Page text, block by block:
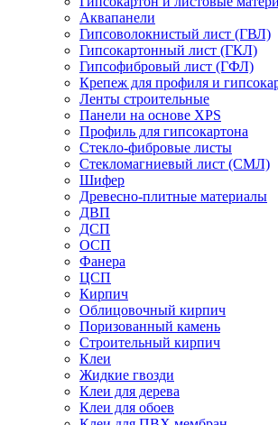
Аквапанели
Гипсоволокнистый лист (ГВЛ)
Гипсокартонный лист (ГКЛ)
Гипсофибровый лист (ГФЛ)
Крепеж для профиля и
Ленты строительные
Панели на основе XPS
Профиль для гипсокартона
Стекло-фибровые листы
Стекломагниевый лист (СМЛ)
Шифер
Древесно-плитные материалы
ДВП
ДСП
ОСП
Фанера
ЦСП
Кирпич
Облицовочный кирпич
Поризованный камень
Строительный кирпич
Клеи
Жидкие гвозди
Клеи для дерева
Клеи для обоев